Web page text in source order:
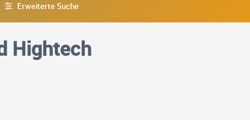
Erweiterte Suche
Hightech